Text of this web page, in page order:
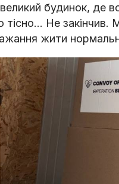
будинок, де
тісно… Не
жити